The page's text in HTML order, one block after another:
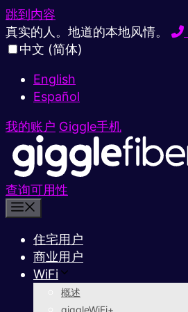
跳到内容
真实的人。地道的本地风情。
中文 (简体)
English
Español
我的账户 Giggle手机
查询可用性
住宅用户
商业用户
WiFi
概述
giggleWiFi+